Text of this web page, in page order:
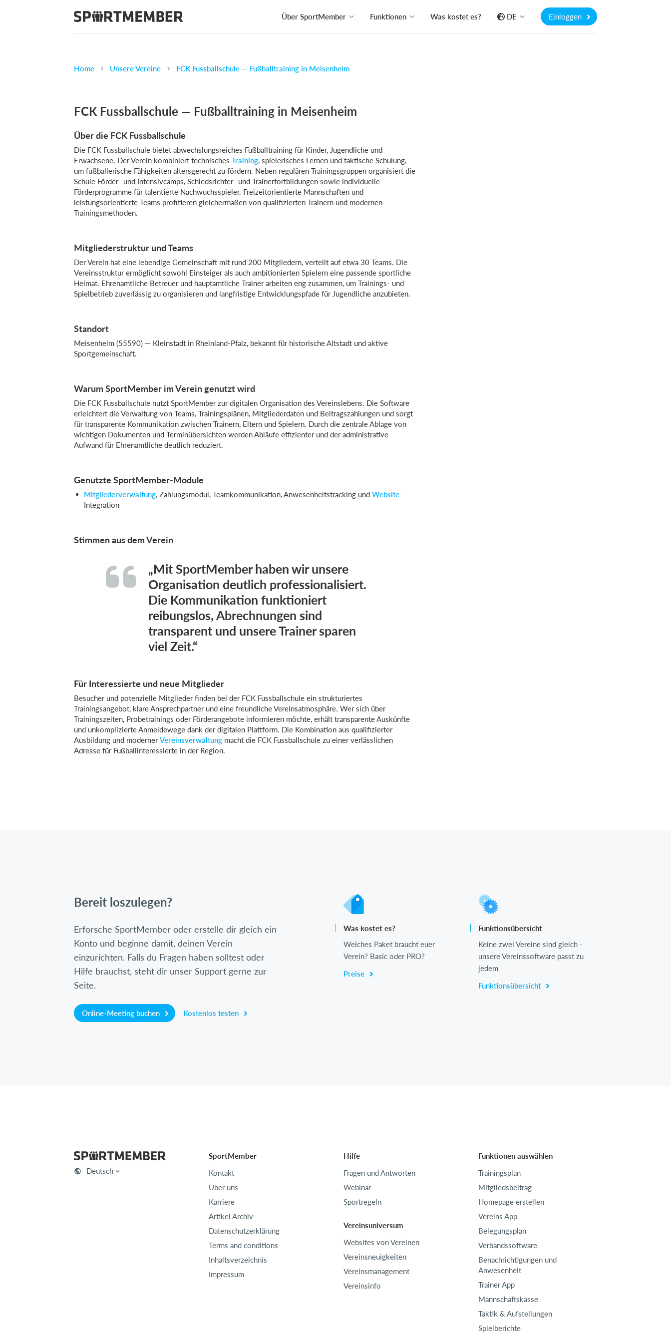
Über SportMember Funktionen Was kostet es? DE Einloggen
Home Unsere Vereine FCK Fussballschule — Fußballtraining in Meisenheim
FCK Fussballschule — Fußballtraining in Meisenheim
Über die FCK Fussballschule
Die FCK Fussballschule bietet abwechslungsreiches Fußballtraining für Kinder, Jugendliche und
Erwachsene. Der Verein kombiniert technisches Training, spielerisches Lernen und taktische Schulung,
um fußballerische Fähigkeiten altersgerecht zu fördern. Neben regulären Trainingsgruppen organisiert die
Schule Förder- und Intensivcamps, Schiedsrichter- und Trainerfortbildungen sowie individuelle
Förderprogramme für talentierte Nachwuchsspieler. Freizeitorientierte Mannschaften und
leistungsorientierte Teams profitieren gleichermaßen von qualifizierten Trainern und modernen
Trainingsmethoden.
Mitgliederstruktur und Teams
Der Verein hat eine lebendige Gemeinschaft mit rund 200 Mitgliedern, verteilt auf etwa 30 Teams. Die
Vereinsstruktur ermöglicht sowohl Einsteiger als auch ambitionierten Spielern eine passende sportliche
Heimat. Ehrenamtliche Betreuer und hauptamtliche Trainer arbeiten eng zusammen, um Trainings- und
Spielbetrieb zuverlässig zu organisieren und langfristige Entwicklungspfade für Jugendliche anzubieten.
Standort
Meisenheim (55590) — Kleinstadt in Rheinland-Pfalz, bekannt für historische Altstadt und aktive
Sportgemeinschaft.
Warum SportMember im Verein genutzt wird
Die FCK Fussballschule nutzt SportMember zur digitalen Organisation des Vereinslebens. Die Software
erleichtert die Verwaltung von Teams, Trainingsplänen, Mitgliederdaten und Beitragszahlungen und sorgt
für transparente Kommunikation zwischen Trainern, Eltern und Spielern. Durch die zentrale Ablage von
wichtigen Dokumenten und Terminübersichten werden Abläufe effizienter und der administrative
Aufwand für Ehrenamtliche deutlich reduziert.
Genutzte SportMember-Module
Mitgliederverwaltung, Zahlungsmodul, Teamkommunikation, Anwesenheitstracking und Website-
Integration
Stimmen aus dem Verein
„Mit SportMember haben wir unsere
Organisation deutlich professionalisiert.
Die Kommunikation funktioniert
reibungslos, Abrechnungen sind
transparent und unsere Trainer sparen
viel Zeit.“
Für Interessierte und neue Mitglieder
Besucher und potenzielle Mitglieder finden bei der FCK Fussballschule ein strukturiertes
Trainingsangebot, klare Ansprechpartner und eine freundliche Vereinsatmosphäre. Wer sich über
Trainingszeiten, Probetrainings oder Förderangebote informieren möchte, erhält transparente Auskünfte
und unkomplizierte Anmeldewege dank der digitalen Plattform. Die Kombination aus qualifizierter
Ausbildung und modernerVereinsverwaltung macht die FCK Fussballschule zu einer verlässlichen
Adresse für Fußballinteressierte in der Region.
Bereit loszulegen?
Erforsche SportMember oder erstelle dir gleich ein
Konto und beginne damit, deinen Verein
einzurichten. Falls du Fragen haben solltest oder
Hilfe brauchst, steht dir unser Support gerne zur
Seite.
Online-Meeting buchen Kostenlos testen
Was kostet es?
Welches Paket braucht euer
Verein? Basic oder PRO?
Preise
Funktionsübersicht
Keine zwei Vereine sind gleich -
unsere Vereinssoftware passt zu
jedem
Funktionsübersicht
Deutsch
SportMember
Kontakt
Über uns
Karriere
Artikel Archiv
Datenschutzerklärung
Terms and conditions
Inhaltsverzeichnis
Impressum
Hilfe
Fragen und Antworten
Webinar
Sportregeln
Vereinsuniversum
Websites von Vereinen
Vereinsneuigkeiten
Vereinsmanagement
Vereinsinfo
Funktionen auswählen
Trainingsplan
Mitgliedsbeitrag
Homepage erstellen
Vereins App
Belegungsplan
Verbandssoftware
Benachrichtigungen und
Anwesenheit
Trainer App
Mannschaftskasse
Taktik & Aufstellungen
Spielberichte